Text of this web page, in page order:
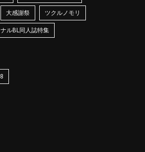
大感謝祭 ツクルノモリ
ルBL同人誌特集